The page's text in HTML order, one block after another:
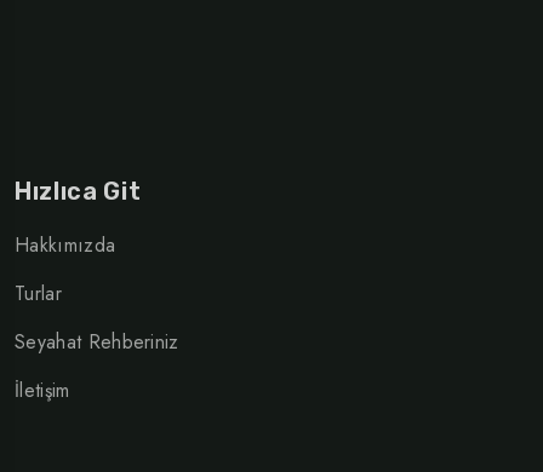
Hızlıca Git
Hakkımızda
Turlar
Seyahat Rehberiniz
İletişim